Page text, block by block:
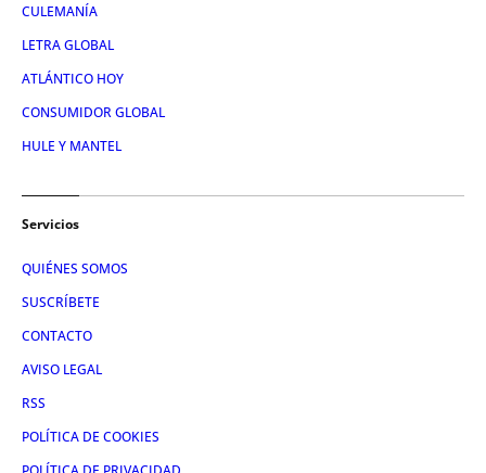
CULEMANÍA
LETRA GLOBAL
ATLÁNTICO HOY
CONSUMIDOR GLOBAL
HULE Y MANTEL
Servicios
QUIÉNES SOMOS
SUSCRÍBETE
CONTACTO
AVISO LEGAL
RSS
POLÍTICA DE COOKIES